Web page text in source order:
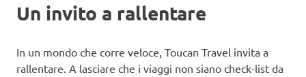
Un invito a rallentare
In un mondo che corre veloce, Toucan Travel invita a
rallentare. A lasciare che i viaggi non siano check-list da